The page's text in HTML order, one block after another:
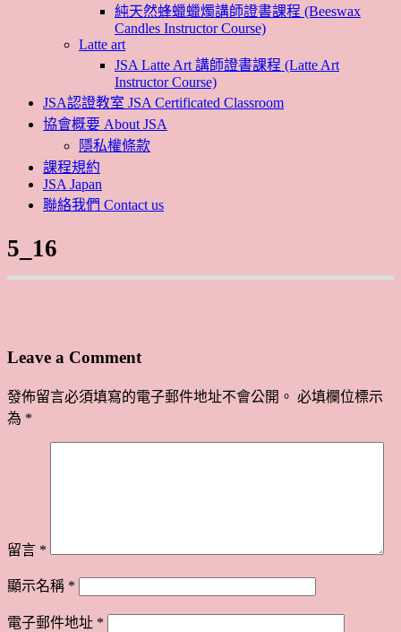
純天然蜂蠟蠟燭講師證書課程 (Beeswax
Candles Instructor Course)
Latte art
JSA Latte Art 講師證書課程 (Latte Art
Instructor Course)
JSA認證教室 JSA Certificated Classroom
協會概要 About JSA
隱私權條款
課程規約
JSA Japan
聯絡我們 Contact us
5_16
Leave a Comment
發佈留言必須填寫的電子郵件地址不會公開。 必填欄位標示
為 *
留言 *
顯示名稱 *
電子郵件地址 *